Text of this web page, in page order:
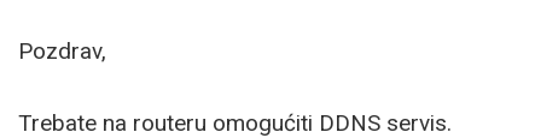
Pozdrav,
Trebate na routeru omogućiti DDNS servis.